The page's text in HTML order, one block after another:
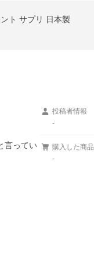
ト サプリ 日本製
言ってい
投稿者情報
-
購入した商品
-